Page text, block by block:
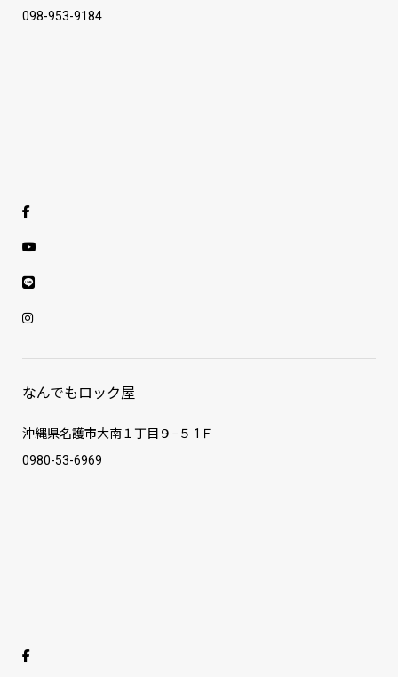
098-953-9184
なんでもロック屋
沖縄県名護市大南１丁目９−５ 1Ｆ
0980-53-6969